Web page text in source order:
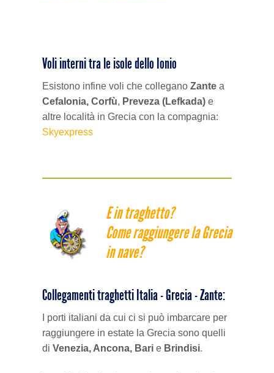
Voli interni tra le isole dello Ionio
Esistono infine voli che collegano Zante a
Cefalonia, Corfù, Preveza (Lefkada) e
altre località in Grecia con la compagnia:
Skyexpress
E in traghetto?
Come raggiungere la Grecia
in nave?
Collegamenti traghetti Italia - Grecia - Zante:
I porti italiani da cui ci si può imbarcare per
raggiungere in estate la Grecia sono quelli
di Venezia, Ancona, Bari e Brindisi.